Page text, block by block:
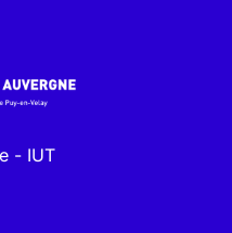
- IUT